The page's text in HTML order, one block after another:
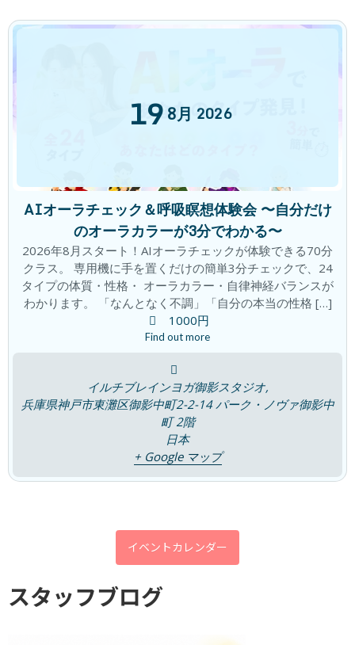
アーカイブ
2026年8月
2026年7月
2026年6月
2025年8月
19 8月 2026
AIオーラチェック＆呼吸瞑想体験会 〜自分だけ
のオーラカラーが3分でわかる〜
2026年8月スタート！AIオーラチェックが体験できる70分
クラス。 専用機に手を置くだけの簡単3分チェックで、24
タイプの体質・性格・ オーラカラー・自律神経バランスが
わかります。 「なんとなく不調」「自分の本当の性格 […]
1000円
Find out more
イルチブレインヨガ御影スタジオ,
兵庫県神戸市東灘区御影中町2-2-14 パーク・ノヴァ御影中
町 2階
日本
+ Google マップ
イベントカレンダー
スタッフブログ